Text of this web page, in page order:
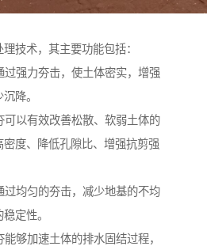
技术，其主要功能包括：
过强力夯击，使土体密实，增强
降。
可以有效改善松散、软弱土体的
度、降低孔隙比、增强抗剪强
过均匀的夯击，减少地基的不均
定性。
够加速土体的排水固结过程，